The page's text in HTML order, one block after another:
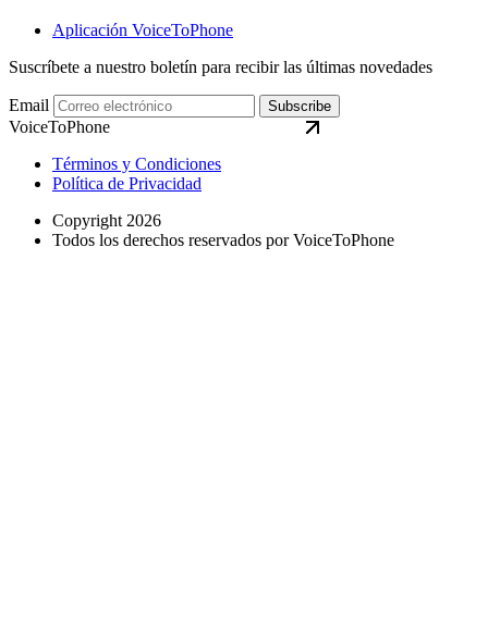
Aplicación VoiceToPhone
Suscríbete a nuestro boletín para recibir las últimas novedades
Email Subscribe
VoiceToPhone
Términos y Condiciones
Política de Privacidad
Copyright 2026
Todos los derechos reservados por VoiceToPhone